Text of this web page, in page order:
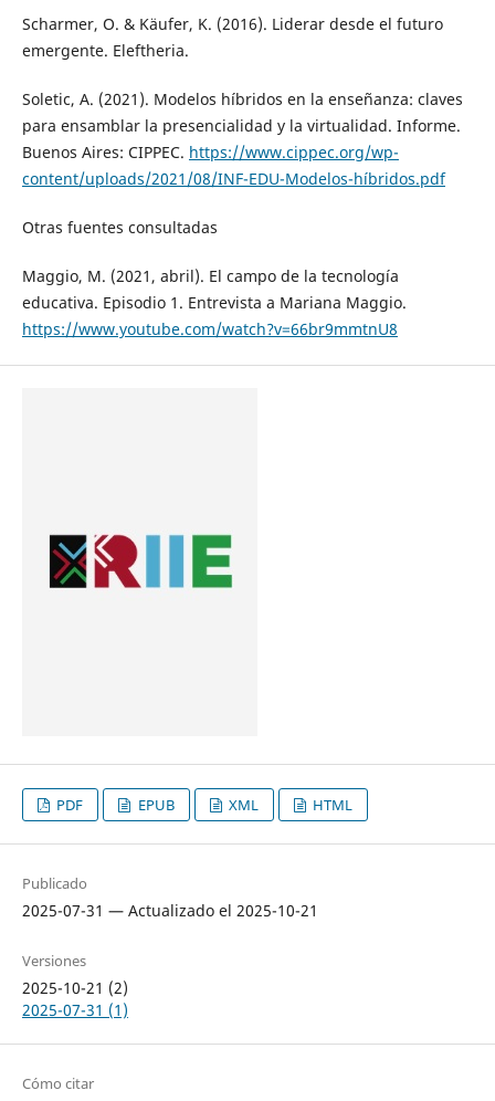
Scharmer, O. & Käufer, K. (2016). Liderar desde el futuro
emergente. Eleftheria.
Soletic, A. (2021). Modelos híbridos en la enseñanza: claves
para ensamblar la presencialidad y la virtualidad. Informe.
Buenos Aires: CIPPEC. https://www.cippec.org/wp-
content/uploads/2021/08/INF-EDU-Modelos-híbridos.pdf
Otras fuentes consultadas
Maggio, M. (2021, abril). El campo de la tecnología
educativa. Episodio 1. Entrevista a Mariana Maggio.
https://www.youtube.com/watch?v=66br9mmtnU8
PDF EPUB XML HTML
Publicado
2025-07-31 — Actualizado el 2025-10-21
Versiones
2025-10-21 (2)
2025-07-31 (1)
Cómo citar